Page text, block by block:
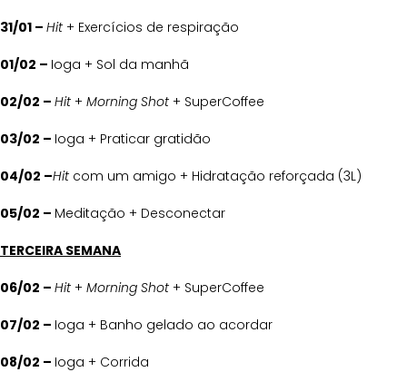
31/01 – Hit + Exercícios de respiração
01/02 – Ioga + Sol da manhã
02/02 – Hit + Morning Shot + SuperCoffee
03/02 – Ioga + Praticar gratidão
04/02 –Hit com um amigo + Hidratação reforçada (3L)
05/02 – Meditação + Desconectar
TERCEIRA SEMANA
06/02 – Hit + Morning Shot + SuperCoffee
07/02 – Ioga + Banho gelado ao acordar
08/02 – Ioga + Corrida